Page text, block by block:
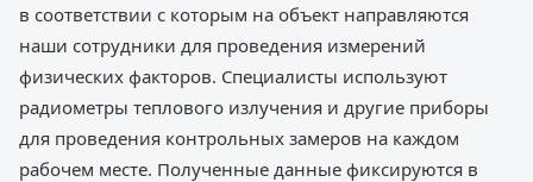
в соответствии с которым на объект направляются
наши сотрудники для проведения измерений
физических факторов. Специалисты используют
радиометры теплового излучения и другие приборы
для проведения контрольных замеров на каждом
рабочем месте. Полученные данные фиксируются в